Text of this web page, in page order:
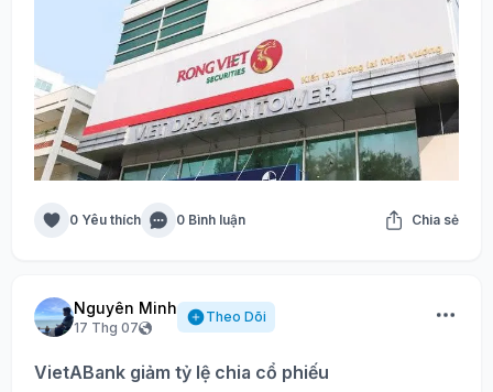
0 Yêu thích 0 Bình luận Chia sẻ
Nguyên Minh
17 Thg 07
Theo Dõi
VietABank giảm tỷ lệ chia cổ phiếu